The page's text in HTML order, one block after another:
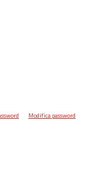
Modifica password